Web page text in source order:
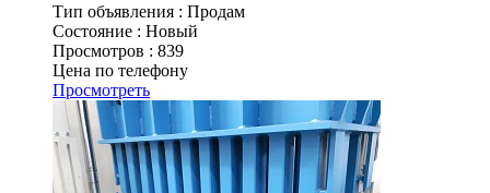
Тип объявления : Продам
Состояние : Новый
Просмотров : 839
Цена по телефону
Просмотреть